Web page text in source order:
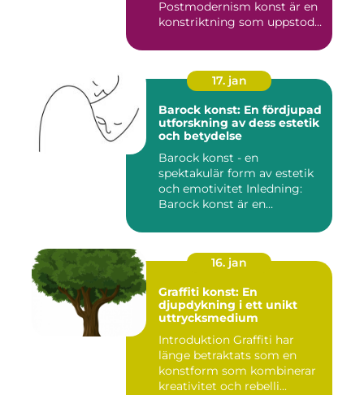
Postmodernism konst är en
konstriktning som uppstod
17. jan
Barock konst: En fördjupad
utforskning av dess estetik
och betydelse
Barock konst - en
spektakulär form av estetik
och emotivitet Inledning:
Barock konst är en
16. jan
Graffiti konst: En
djupdykning i ett unikt
uttrycksmedium
Introduktion Graffiti har
länge betraktats som en
konstform som kombinerar
kreativitet och rebelli...